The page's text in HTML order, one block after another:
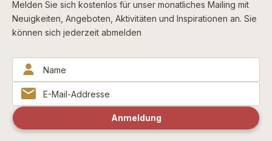
Melden Sie sich kostenlos für unser monatliches Mailing mit
Neuigkeiten, Angeboten, Aktivitäten und Inspirationen an. Sie
können sich jederzeit abmelden